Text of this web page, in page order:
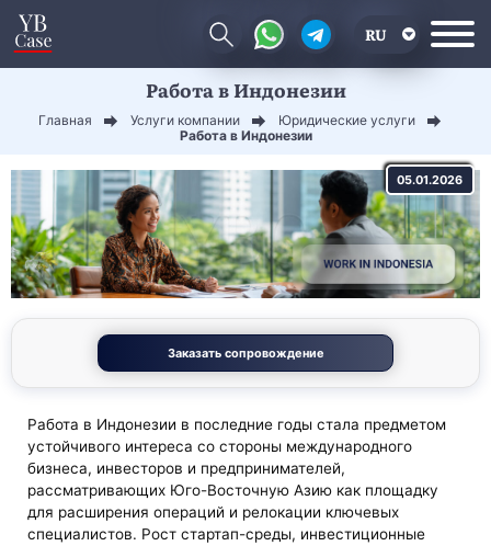
RU
CN
Работа в Индонезии
Главная Услуги компании
Юридические услуги
Работа в Индонезии
05.01.2026
Заказать сопровождение
Работа в Индонезии в последние годы стала предметом
устойчивого интереса со стороны международного
бизнеса, инвесторов и предпринимателей,
рассматривающих Юго-Восточную Азию как площадку
для расширения операций и релокации ключевых
специалистов. Рост стартап-среды, инвестиционные